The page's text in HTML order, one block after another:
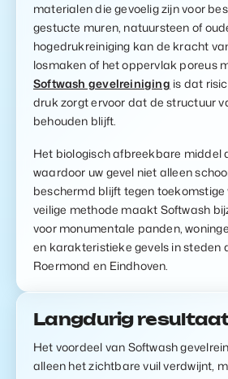
materialen die gevoelig zijn voor
gestucte muren, natuursteen of
hogedrukreiniging kan de kracht
losmaken of het oppervlak poreus
Softwash gevelreiniging is dat
druk zorgt ervoor dat de structuur
behouden blijft.
Het biologisch afbreekbare middel
waardoor uw gevel niet alleen
beschermd blijft tegen toekomstige
veilige methode maakt Softwash
voor monumentale panden,
en karakteristieke gevels in steden
Roermond en Eindhoven.
Langdurig
Het voordeel van Softwash
alleen het zichtbare vuil verdwijnt,